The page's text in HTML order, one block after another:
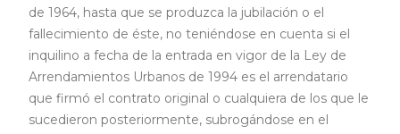
de 1964, hasta que se produzca la jubilación o el
fallecimiento de éste, no teniéndose en cuenta si el
inquilino a fecha de la entrada en vigor de la Ley de
Arrendamientos Urbanos de 1994 es el arrendatario
que firmó el contrato original o cualquiera de los que le
sucedieron posteriormente, subrogándose en el